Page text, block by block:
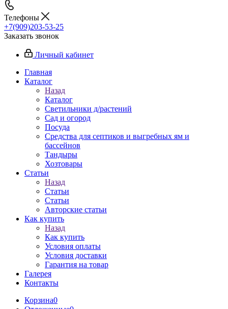
Телефоны
+7(909)203-53-25
Заказать звонок
Личный кабинет
Главная
Каталог
Назад
Каталог
Светильники д/растений
Сад и огород
Посуда
Средства для септиков и выгребных ям и
бассейнов
Тандыры
Хозтовары
Статьи
Назад
Статьи
Статьи
Авторские статьи
Как купить
Назад
Как купить
Условия оплаты
Условия доставки
Гарантия на товар
Галерея
Контакты
Корзина0